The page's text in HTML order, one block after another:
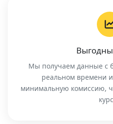
Мы получаем данные с
реальном времени
минимальную комиссию,